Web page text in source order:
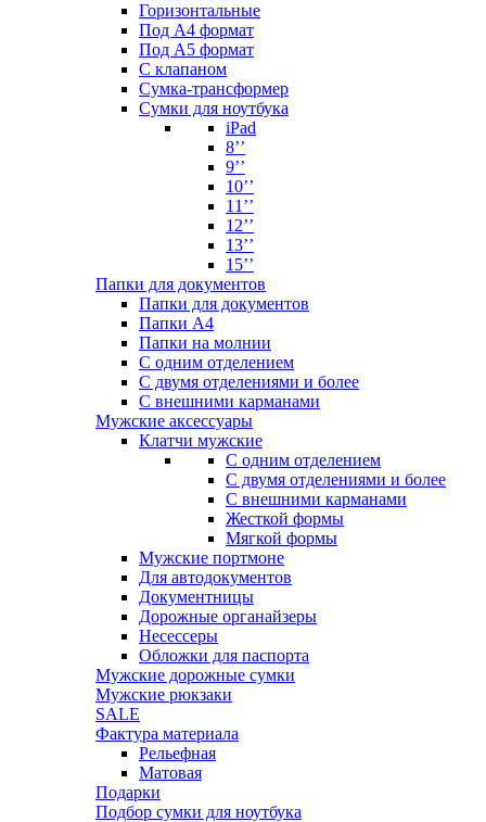
Горизонтальные
Под А4 формат
Под А5 формат
С клапаном
Сумка-трансформер
Сумки для ноутбука
iPad
8’’
9’’
10’’
11’’
12’’
13’’
15’’
Папки для документов
Папки для документов
Папки А4
Папки на молнии
С одним отделением
С двумя отделениями и более
С внешними карманами
Мужские аксессуары
Клатчи мужские
С одним отделением
С двумя отделениями и более
С внешними карманами
Жесткой формы
Мягкой формы
Мужские портмоне
Для автодокументов
Документницы
Дорожные органайзеры
Несессеры
Обложки для паспорта
Мужские дорожные сумки
Мужские рюкзаки
SALE
Фактура материала
Рельефная
Матовая
Подарки
Подбор сумки для ноутбука